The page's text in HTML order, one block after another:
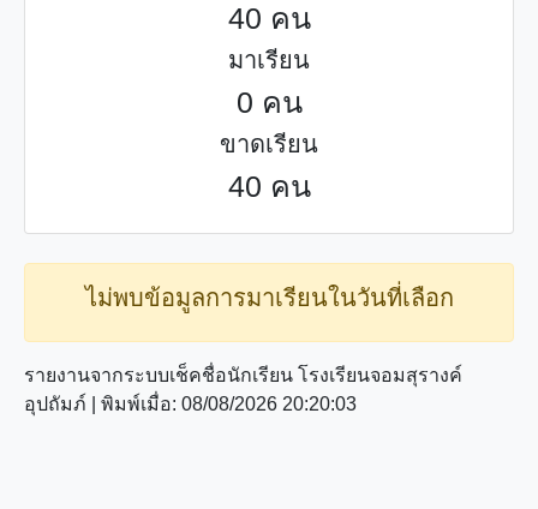
40 คน
มาเรียน
0 คน
ขาดเรียน
40 คน
ไม่พบข้อมูลการมาเรียนในวันที่เลือก
รายงานจากระบบเช็คชื่อนักเรียน โรงเรียนจอมสุรางค์
อุปถัมภ์ | พิมพ์เมื่อ: 08/08/2026 20:20:03